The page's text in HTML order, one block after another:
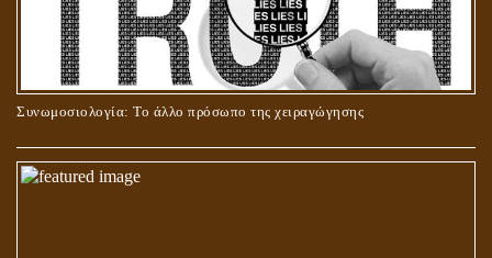
Συνωμοσιολογία: Το άλλο πρόσωπο της χειραγώγησης
ΣΤΑΥΡΩΣΗ ΤΟΥ ΧΡΙΣΤΟΥ: ΜΥΘΟΣ Ή ΠΡΑΓΜΑΤΙΚΟΤΗΤΑ;